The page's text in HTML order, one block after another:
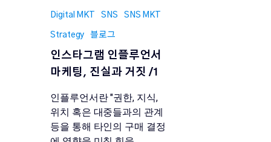
Digital MKT SNS SNS MKT
Strategy 블로그
인스타그램 인플루언서
마케팅, 진실과 거짓 /1
인플루언서란 "권한, 지식,
위치 혹은 대중들과의 관계
등을 통해 타인의 구매 결정